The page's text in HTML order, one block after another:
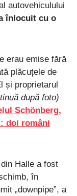
autovehiculului
înlocuit cu o
erau emise fără
plăcuțele de
și proprietarul
după foto)
Schönberg,
doi români
Halle a fost
în
„downpipe”, a